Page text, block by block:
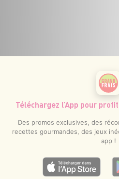
Téléchargez l’App pour
Des promos exclusives, des
recettes gourmandes, des jeux
app !